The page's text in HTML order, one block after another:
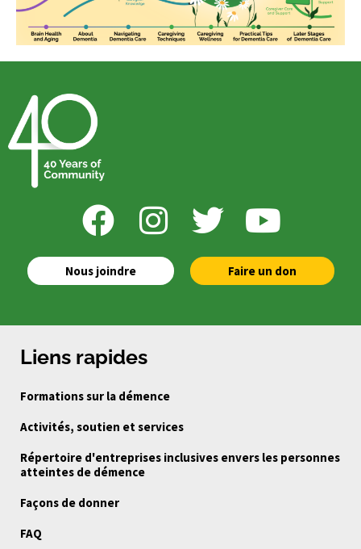
Nous joindre Faire un don
Liens rapides
Formations sur la démence
Activités, soutien et services
Répertoire d'entreprises inclusives envers les personnes
atteintes de démence
Façons de donner
FAQ